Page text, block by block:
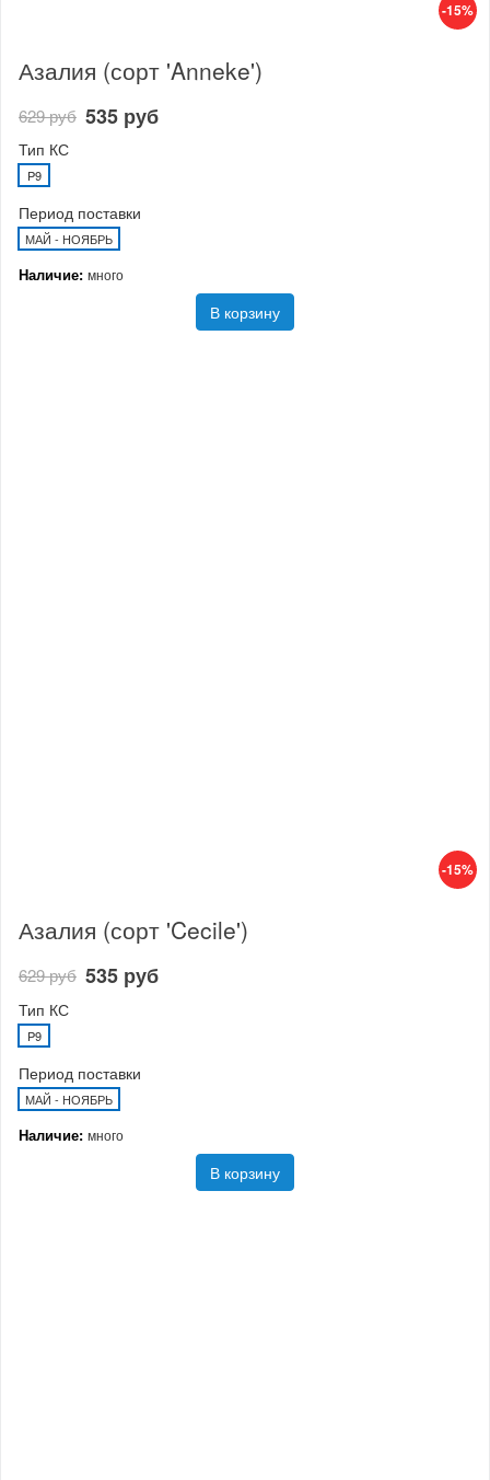
-15%
Азалия (сорт 'Anneke')
629 руб 535 руб
Тип КС
P9
Период поставки
МАЙ - НОЯБРЬ
Наличие: много
В корзину
-15%
Азалия (сорт 'Cecile')
629 руб 535 руб
Тип КС
P9
Период поставки
МАЙ - НОЯБРЬ
Наличие: много
В корзину